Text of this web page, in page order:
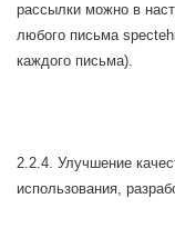
рассылки можно в
любого письма
каждого письма).
2.2.4. Улучшение
использования,